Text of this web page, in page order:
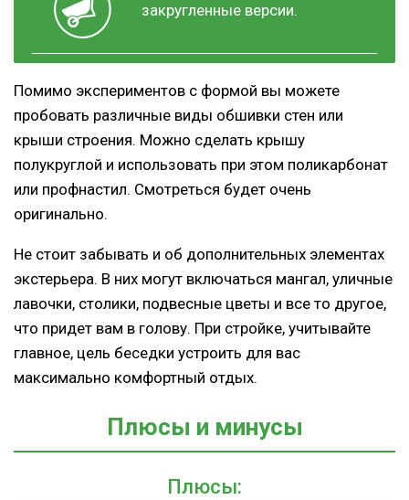
закругленные версии.
Помимо экспериментов с формой вы можете
пробовать различные виды обшивки стен или
крыши строения. Можно сделать крышу
полукруглой и использовать при этом поликарбонат
или профнастил. Смотреться будет очень
оригинально.
Не стоит забывать и об дополнительных элементах
экстерьера. В них могут включаться мангал, уличные
лавочки, столики, подвесные цветы и все то другое,
что придет вам в голову. При стройке, учитывайте
главное, цель беседки устроить для вас
максимально комфортный отдых.
Плюсы и минусы
Плюсы: